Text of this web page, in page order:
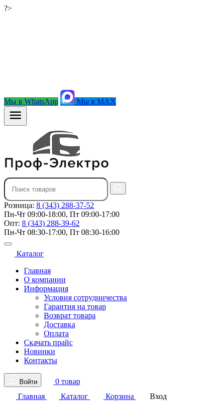
?>
Мы в WhatsApp Мы в MAX
Розница: 8 (343) 288-37-52
Пн-Чт 09:00-18:00, Пт 09:00-17:00
Опт: 8 (343) 288-39-62
Пн-Чт 08:30-17:00, Пт 08:30-16:00
Каталог
Главная
О компании
Информация
Условия сотрудничества
Гарантия на товар
Возврат товара
Доставка
Оплата
Скачать прайс
Новинки
Контакты
Войти
0 товар
Главная
Каталог Корзина Вход